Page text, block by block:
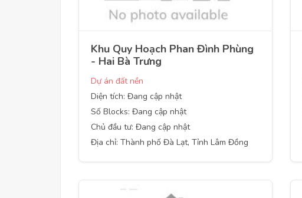
Khu Quy Hoạch Phan Đình Phùng
- Hai Bà Trưng
Dự án đất nền
Diện tích: Đang cập nhật
Số Blocks: Đang cập nhật
Chủ đầu tư: Đang cập nhật
Địa chỉ: Thành phố Đà Lạt, Tỉnh Lâm Đồng